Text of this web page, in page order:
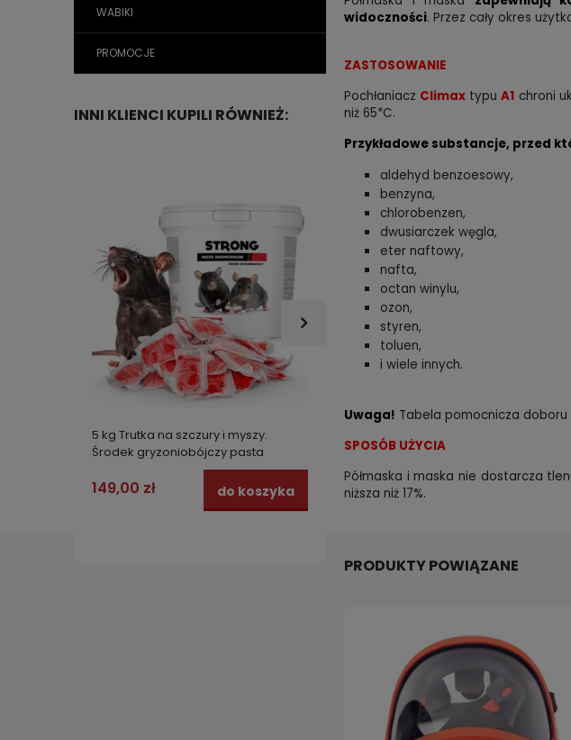
WABIKI
PROMOCJE
INNI KLIENCI KUPILI RÓWNIEŻ:
5 kg Trutka na szczury i myszy.
Środek gryzoniobójczy pasta
BROMADIOLON STRONG
149,00 zł do koszyka
Folia ochronna na wizjer do maski
pełnotwarzowej CLIMAX 731/732
6,99 zł
widoczności. Przez cały okres
ZASTOSOWANIE
Pochłaniacz Climax typuA1 chroni
niż 65*C.
Przykładowe substancje, przed
aldehyd benzoesowy,
benzyna,
chlorobenzen,
dwusiarczek węgla,
eter naftowy,
nafta,
octan winylu,
ozon,
styren,
toluen,
i wiele innych.
Uwaga! Tabela pomocnicza doboru
SPOSÓB UŻYCIA
Półmaska i maska nie dostarcza
niższa niż 17%.
PRODUKTY POWIĄZANE